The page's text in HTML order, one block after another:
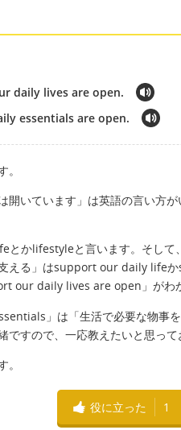
daily lives are open.
essentials are open.
開いています」は英語の言い方
とかlifestyleと言います。そして
える」はsupport our daily life
our daily lives are open」がわ
」は「生活で必要な物事
ですので、一応教えたいと思って
役に立った 1